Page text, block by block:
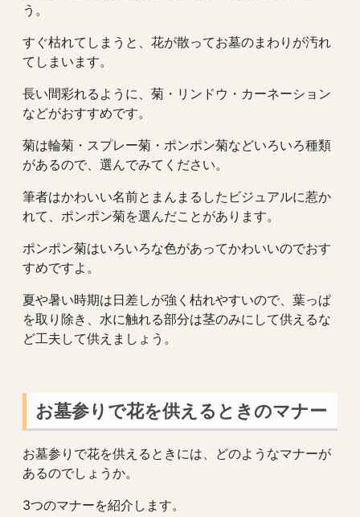
う。
すぐ枯れてしまうと、花が散ってお墓のまわりが汚れ
てしまいます。
長い間彩れるように、菊・リンドウ・カーネーション
などがおすすめです。
菊は輪菊・スプレー菊・ポンポン菊などいろいろ種類
があるので、選んでみてください。
筆者はかわいい名前とまんまるしたビジュアルに惹か
れて、ポンポン菊を選んだことがあります。
ポンポン菊はいろいろな色があってかわいいのでおす
すめですよ。
夏や暑い時期は日差しが強く枯れやすいので、葉っぱ
を取り除き、水に触れる部分は茎のみにして供えるな
ど工夫して供えましょう。
お墓参りで花を供えるときのマナー
お墓参りで花を供えるときには、どのようなマナーが
あるのでしょうか。
3つのマナーを紹介します。